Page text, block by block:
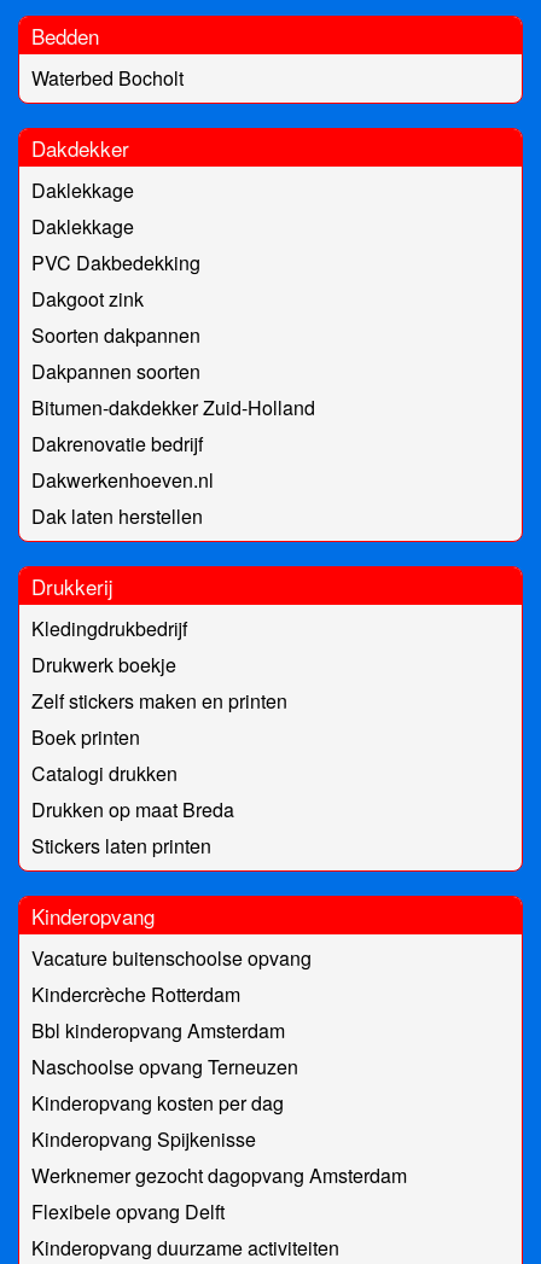
Bedden
Waterbed Bocholt
Dakdekker
Daklekkage
Daklekkage
PVC Dakbedekking
Dakgoot zink
Soorten dakpannen
Dakpannen soorten
Bitumen-dakdekker Zuid-Holland
Dakrenovatie bedrijf
Dakwerkenhoeven.nl
Dak laten herstellen
Drukkerij
Kledingdrukbedrijf
Drukwerk boekje
Zelf stickers maken en printen
Boek printen
Catalogi drukken
Drukken op maat Breda
Stickers laten printen
Kinderopvang
Vacature buitenschoolse opvang
Kindercrèche Rotterdam
Bbl kinderopvang Amsterdam
Naschoolse opvang Terneuzen
Kinderopvang kosten per dag
Kinderopvang Spijkenisse
Werknemer gezocht dagopvang Amsterdam
Flexibele opvang Delft
Kinderopvang duurzame activiteiten